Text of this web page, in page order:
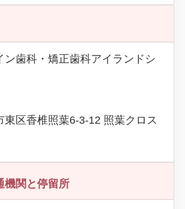
ン歯科・矯正歯科アイランドシ
東区香椎照葉6-3-12 照葉クロス
機関と停留所